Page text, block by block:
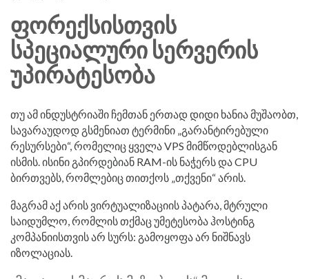
ᲤᲝᲠᲔᲥᲡᲘᲡᲗᲕᲘᲡ
ᲡᲞᲔᲪᲘᲐᲚᲣᲠᲘ ᲡᲔᲠᲕᲔᲠᲘᲡ
ᲣᲞᲘᲠᲐᲢᲔᲡᲝᲑᲐ
თუ ამ ინდუსტრიაში ჩემთან ერთად დიდი ხანია მუშაობთ,
სავარაუდოდ გსმენიათ ტერმინი „გარანტირებული
რესურსები“, რომელიც ყველა VPS მიმწოდებლისგან
ისმის. ისინი გპირდებიან RAM-ის ნაჭერს და CPU
ბირთვებს, რომლებიც თითქოს „თქვენი“ არის.
მაგრამ აქ არის ვირტუალიზაციის პატარა, მტრული
საიდუმლო, რომლის თქმაც უმეტესობა ჰოსტინგ
კომპანიისთვის არ სურს: გამოყოფა არ ნიშნავს
იზოლაციას.